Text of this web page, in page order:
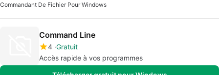
Commandant De Fichier Pour Windows
Command Line
4 Gratuit
Accès rapide à vos programmes